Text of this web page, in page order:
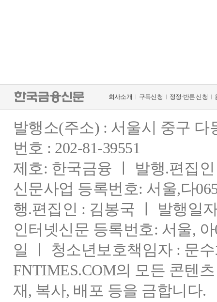
회사소개 구독신청 정정·반론 신청
발행소(주소) : 서울시 중구
번호 : 202-81-39551
제호: 한국금융 ㅣ 발행.편집
신문사업 등록번호: 서울,다
행.편집인 : 김봉국 ㅣ 발행일
인터넷신문 등록번호: 서울,
일 ㅣ 청소년보호책임자 : 문
FNTIMES.COM의 모든 콘텐
재, 복사, 배포 등을 금합니다.